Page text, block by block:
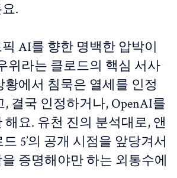
.
AI를 향한 명백한 압박이
위라는 클로드의 핵심 서사
황에서 침묵은 열세를 인정
결국 인정하거나, OpenAI를
요. 유천 진의 분석대로, 앤
5’의 공개 시점을 앞당겨서
증명해야만 하는 외통수에